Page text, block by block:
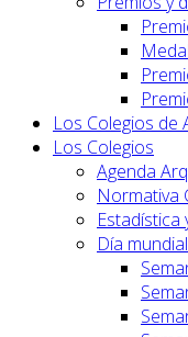
Los Colegios de
Los Colegios
Agenda
Normativa
Día